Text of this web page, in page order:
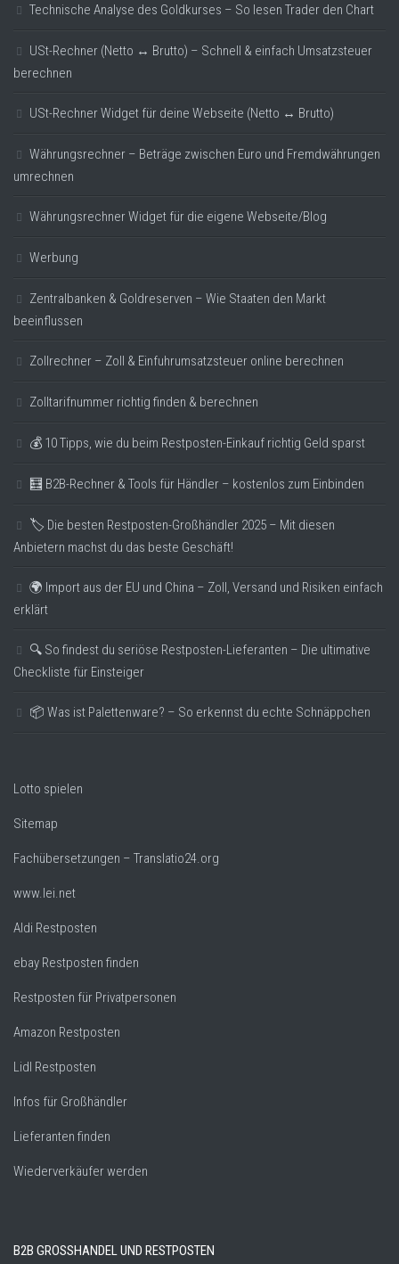
Technische Analyse des Goldkurses – So lesen Trader den Chart
USt-Rechner (Netto ↔ Brutto) – Schnell & einfach Umsatzsteuer
berechnen
USt-Rechner Widget für deine Webseite (Netto ↔ Brutto)
Währungsrechner – Beträge zwischen Euro und Fremdwährungen
umrechnen
Währungsrechner Widget für die eigene Webseite/Blog
Werbung
Zentralbanken & Goldreserven – Wie Staaten den Markt
beeinflussen
Zollrechner – Zoll & Einfuhrumsatzsteuer online berechnen
Zolltarifnummer richtig finden & berechnen
💰 10 Tipps, wie du beim Restposten-Einkauf richtig Geld sparst
🧮 B2B-Rechner & Tools für Händler – kostenlos zum Einbinden
🏷️ Die besten Restposten-Großhändler 2025 – Mit diesen
Anbietern machst du das beste Geschäft!
🌍 Import aus der EU und China – Zoll, Versand und Risiken einfach
erklärt
🔍 So findest du seriöse Restposten-Lieferanten – Die ultimative
Checkliste für Einsteiger
📦 Was ist Palettenware? – So erkennst du echte Schnäppchen
Lotto spielen
Sitemap
Fachübersetzungen – Translatio24.org
www.lei.net
Aldi Restposten
ebay Restposten finden
Restposten für Privatpersonen
Amazon Restposten
Lidl Restposten
Infos für Großhändler
Lieferanten finden
Wiederverkäufer werden
B2B GROSSHANDEL UND RESTPOSTEN